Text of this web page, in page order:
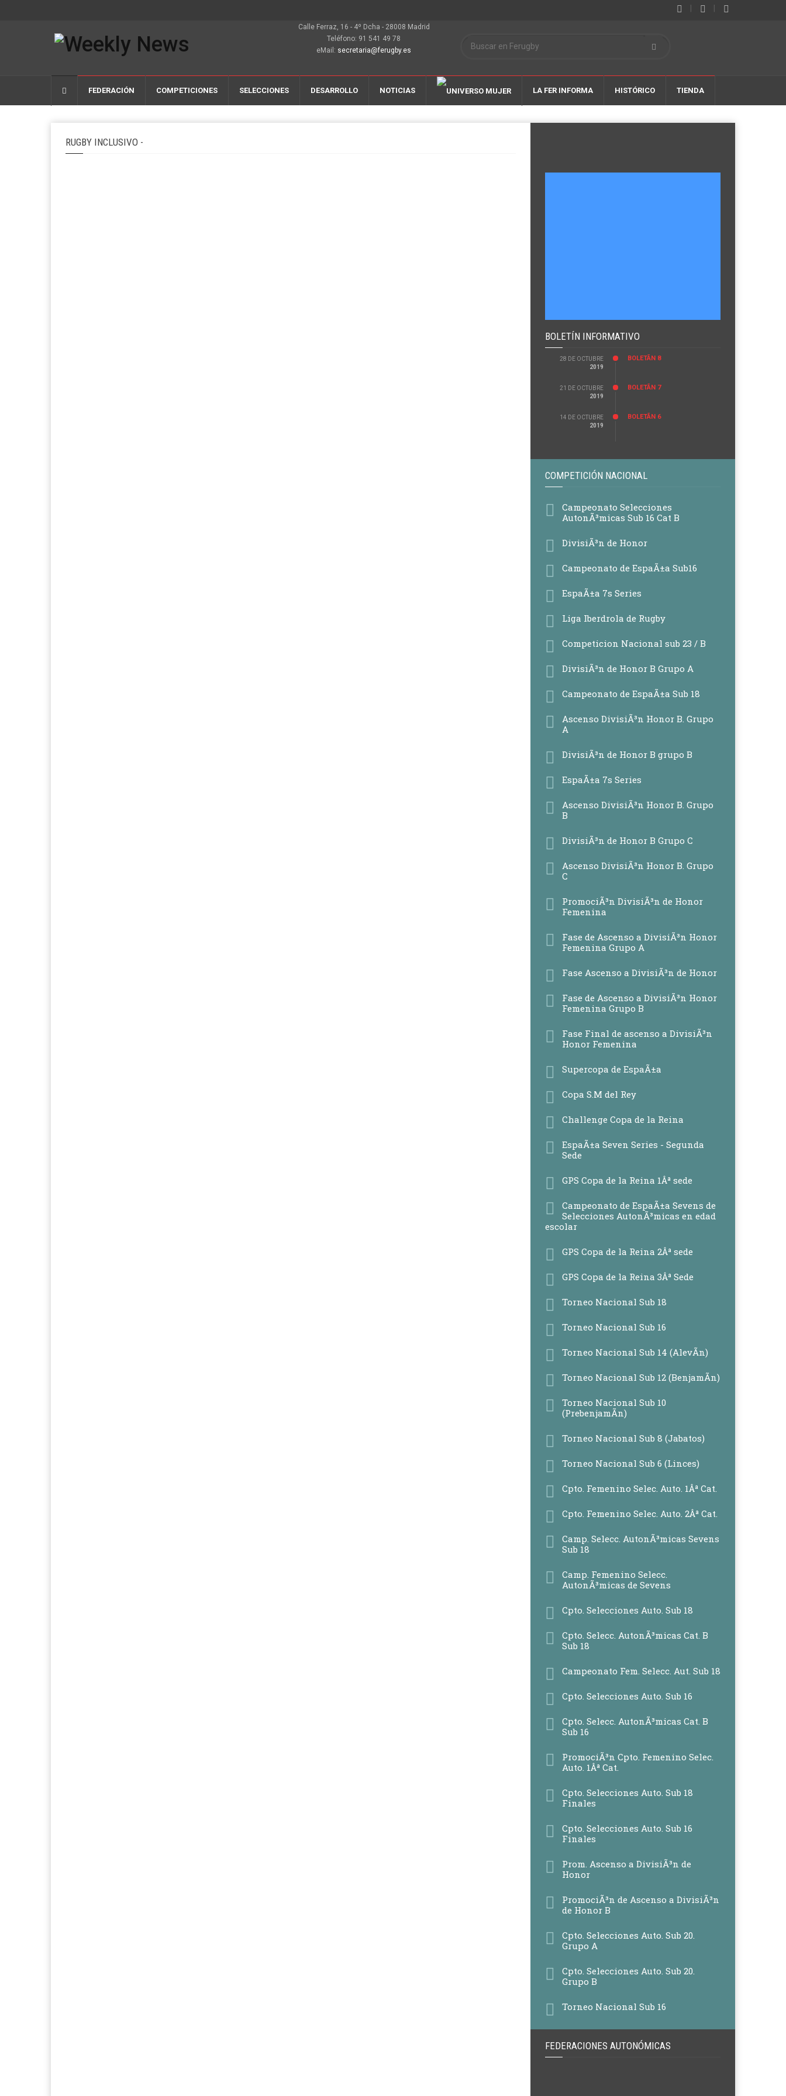
Calle Ferraz, 16 - 4º Dcha - 28008 Madrid
Teléfono: 91 541 49 78
eMail: secretaria@ferugby.es
FEDERACIÓN COMPETICIONES SELECCIONES DESARROLLO NOTICIAS LA FER INFORMA HISTÓRICO TIENDA
RUGBY INCLUSIVO -
BOLETÍN INFORMATIVO
28 DE OCTUBRE
2019
BOLETÃ­N 8
21 DE OCTUBRE
2019
BOLETÃ­N 7
14 DE OCTUBRE
2019
BOLETÃ­N 6
COMPETICIÓN NACIONAL
Campeonato Selecciones
AutonÃ³micas Sub 16 Cat B
DivisiÃ³n de Honor
Campeonato de EspaÃ±a Sub16
EspaÃ±a 7s Series
Liga Iberdrola de Rugby
Competicion Nacional sub 23 / B
DivisiÃ³n de Honor B Grupo A
Campeonato de EspaÃ±a Sub 18
Ascenso DivisiÃ³n Honor B. Grupo
A
DivisiÃ³n de Honor B grupo B
EspaÃ±a 7s Series
Ascenso DivisiÃ³n Honor B. Grupo
B
DivisiÃ³n de Honor B Grupo C
Ascenso DivisiÃ³n Honor B. Grupo
C
PromociÃ³n DivisiÃ³n de Honor
Femenina
Fase de Ascenso a DivisiÃ³n Honor
Femenina Grupo A
Fase Ascenso a DivisiÃ³n de Honor
Fase de Ascenso a DivisiÃ³n Honor
Femenina Grupo B
Fase Final de ascenso a DivisiÃ³n
Honor Femenina
Supercopa de EspaÃ±a
Copa S.M del Rey
Challenge Copa de la Reina
EspaÃ±a Seven Series - Segunda
Sede
GPS Copa de la Reina 1Âª sede
Campeonato de EspaÃ±a Sevens de
Selecciones AutonÃ³micas en edad
escolar
GPS Copa de la Reina 2Âª sede
GPS Copa de la Reina 3Âª Sede
Torneo Nacional Sub 18
Torneo Nacional Sub 16
Torneo Nacional Sub 14 (AlevÃ­n)
Torneo Nacional Sub 12 (BenjamÃ­n)
Torneo Nacional Sub 10
(PrebenjamÃ­n)
Torneo Nacional Sub 8 (Jabatos)
Torneo Nacional Sub 6 (Linces)
Cpto. Femenino Selec. Auto. 1Âª Cat.
Cpto. Femenino Selec. Auto. 2Âª Cat.
Camp. Selecc. AutonÃ³micas Sevens
Sub 18
Camp. Femenino Selecc.
AutonÃ³micas de Sevens
Cpto. Selecciones Auto. Sub 18
Cpto. Selecc. AutonÃ³micas Cat. B
Sub 18
Campeonato Fem. Selecc. Aut. Sub 18
Cpto. Selecciones Auto. Sub 16
Cpto. Selecc. AutonÃ³micas Cat. B
Sub 16
PromociÃ³n Cpto. Femenino Selec.
Auto. 1Âª Cat.
Cpto. Selecciones Auto. Sub 18
Finales
Cpto. Selecciones Auto. Sub 16
Finales
Prom. Ascenso a DivisiÃ³n de
Honor
PromociÃ³n de Ascenso a DivisiÃ³n
de Honor B
Cpto. Selecciones Auto. Sub 20.
Grupo A
Cpto. Selecciones Auto. Sub 20.
Grupo B
Torneo Nacional Sub 16
FEDERACIONES AUTONÓMICAS